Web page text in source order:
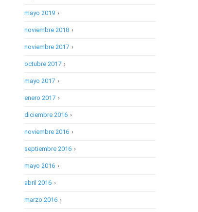
›
mayo 2019
›
noviembre 2018
›
noviembre 2017
›
octubre 2017
›
mayo 2017
›
enero 2017
›
diciembre 2016
›
noviembre 2016
›
septiembre 2016
›
mayo 2016
›
abril 2016
›
marzo 2016